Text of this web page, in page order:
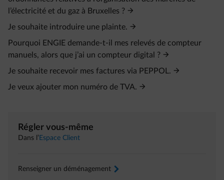
l’électricité et du gaz à Bruxelles ?
Je souhaite introduire une plainte.
Pourquoi ENGIE demande-t-il mes relevés de compteur
manuels, alors que j’ai un compteur digital ?
Je souhaite recevoir mes factures via PEPPOL.
Je veux ajouter mon numéro de TVA.
Régler vous-même
Dans l’ Espace Client
Renseigner un déménagement arrow-right